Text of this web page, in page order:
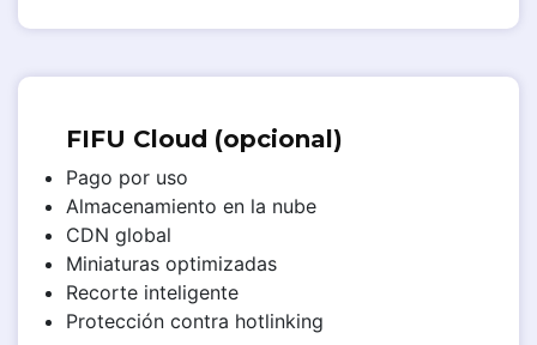
FIFU Cloud (opcional)
Pago por uso
Almacenamiento en la nube
CDN global
Miniaturas optimizadas
Recorte inteligente
Protección contra hotlinking